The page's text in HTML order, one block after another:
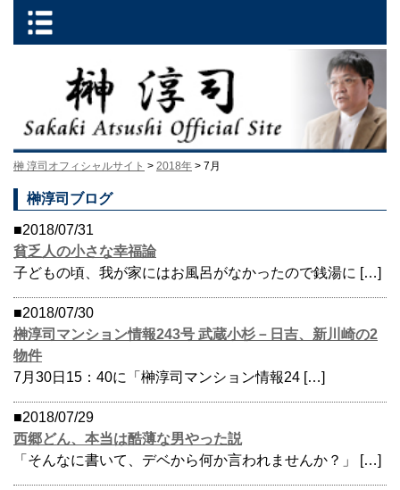
榊 淳司オフィシャルサイト > 2018年 > 7月
榊淳司ブログ
■2018/07/31
貧乏人の小さな幸福論
子どもの頃、我が家にはお風呂がなかったので銭湯に […]
■2018/07/30
榊淳司マンション情報243号 武蔵小杉－日吉、新川崎の2
物件
7月30日15：40に「榊淳司マンション情報24 […]
■2018/07/29
西郷どん、本当は酷薄な男やった説
「そんなに書いて、デベから何か言われませんか？」 […]